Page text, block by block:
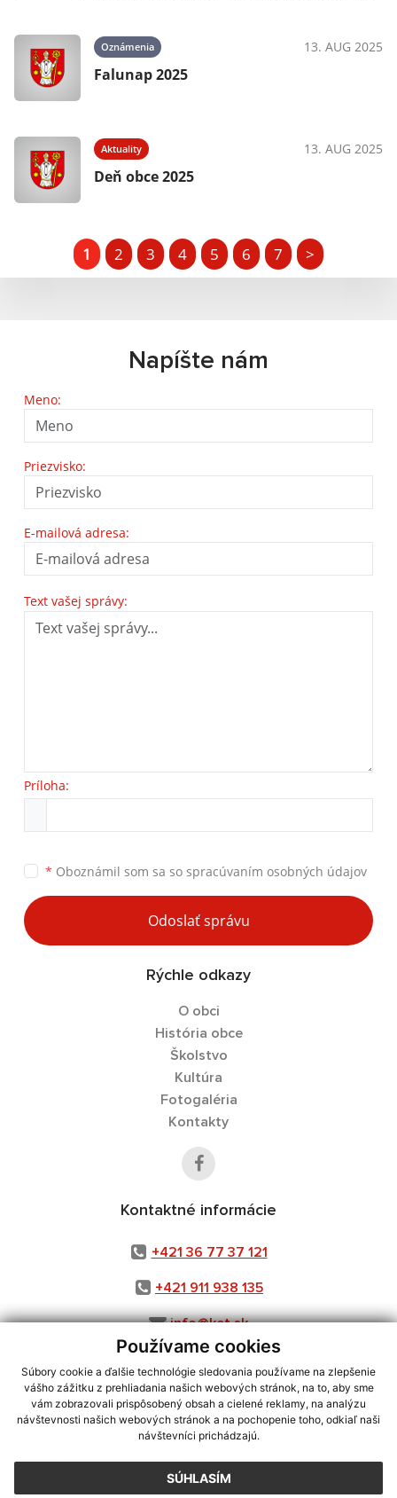
Používame cookies
Súbory cookie a ďalšie technológie sledovania používame na zlepšenie
vášho zážitku z prehliadania našich webových stránok, na to, aby sme
vám zobrazovali prispôsobený obsah a cielené reklamy, na analýzu
návštevnosti našich webových stránok a na pochopenie toho, odkiaľ naši
návštevníci prichádzajú.
SÚHLASÍM
Oznámenia 13. AUG 2025
Falunap 2025
Aktuality 13. AUG 2025
Deň obce 2025
1 2 3 4 5 6 7 >
Napíšte nám
Meno:
Priezvisko:
E-mailová adresa:
Text vašej správy:
Príloha:
* Oboznámil som sa so spracúvaním osobných údajov
Odoslať správu
Rýchle odkazy
O obci
História obce
Školstvo
Kultúra
Fotogaléria
Kontakty
Kontaktné informácie
+421 36 77 37 121
+421 911 938 135
info@ket.sk
využite možnosť získavania aktuálnych informácií s využitím RSS
CMS systém (redakčný) systém ECHELON 2,Mapa stránok,web portál
webex.digital, s.r.o.,domény,registrácia domény
Posledná aktualizácia:06.08.2026